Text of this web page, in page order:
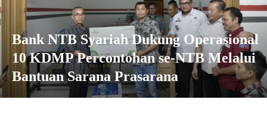
Bank NTB Syariah Dukung Operasional
10 KDMP Percontohan se-NTB Melalui
Bantuan Sarana Prasarana